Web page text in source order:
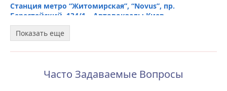
Станция метро “Житомирская”, “Novus”, пр.
Берестейский, 134/1 – Автовокзалы Киев
Автобусная остановка, ул. Старовокзальная, 24 –
Станция метро “Славутич”, пр-т Николая Бажана –
Автовокзалы Киев
Показать еще
Часто Задаваемые Вопросы